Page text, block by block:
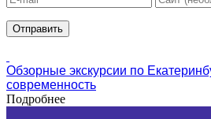
Обзорные экскурсии по
современность
Подробнее